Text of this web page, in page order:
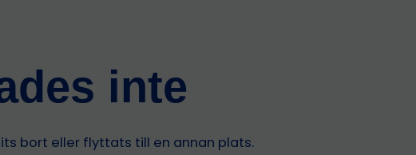
inte
bort eller flyttats till en annan plats.